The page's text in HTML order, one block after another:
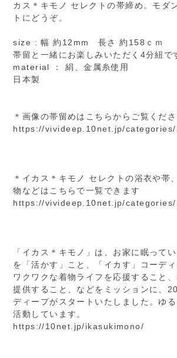
カス＊キモノ セレクトの帯締め。モダ
トにどうぞ。
size : 幅 約12mm 長さ 約158ｃｍ
帯留と一緒にお楽しみいただく4分紐で
material ： 絹、金属糸使用
日本製
＊画像の帯留めはこちらからご覧くだ
https://vivideep.10net.jp/categories/
＊イカス＊キモノ セレクトの浴衣や帯
物などはこちらで一覧できます
https://vivideep.10net.jp/categories/
「イカス＊キモノ」は、お家に眠って
を「活かす」こと、「イカす」コーデ
ワクワクな着物ライフを応援すること
提供すること、などをミッションに、
ディープがスタートいたしました。ゆ
活動しています。
https://10net.jp/ikasukimono/